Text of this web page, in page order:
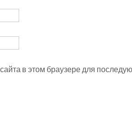
в этом браузере для